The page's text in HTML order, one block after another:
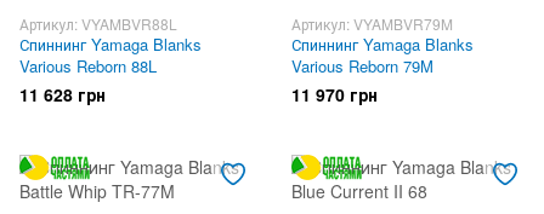
Артикул: VYAMBVR88L
Спиннинг Yamaga Blanks
Various Reborn 88L
11 628 грн
Артикул: VYAMBVR79M
Спиннинг Yamaga Blanks
Various Reborn 79M
11 970 грн